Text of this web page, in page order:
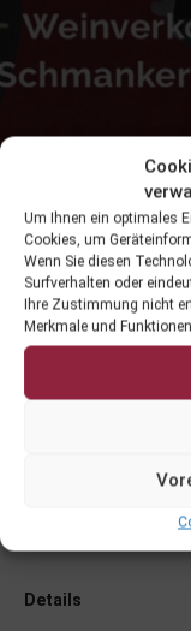
Um Ihnen ein optimales
Cookies, um
Wenn Sie diesen
Surfverhalten oder
Ihre Zustimmung nicht
Merkmale und
Fürstlich
Details